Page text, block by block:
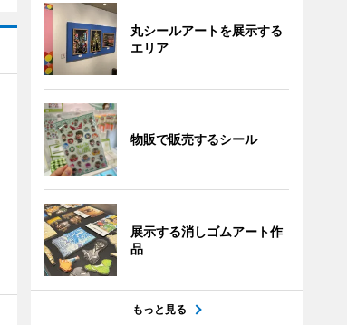
丸シールアートを展示する
エリア
物販で販売するシール
展示する消しゴムアート作
品
もっと見る